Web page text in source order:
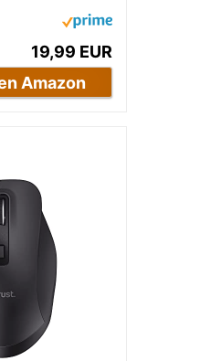
2.4GHz,...
19,99 EUR
Amazon